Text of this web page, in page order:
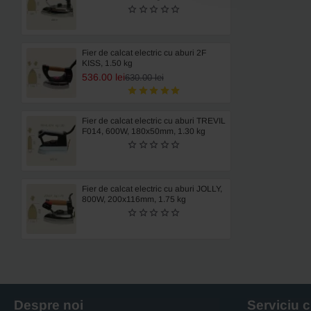
Fier de calcat electric cu aburi 2F
KISS, 1.50 kg
536.00 lei630.00 lei
Fier de calcat electric cu aburi TREVIL
F014, 600W, 180x50mm, 1.30 kg
Fier de calcat electric cu aburi JOLLY,
800W, 200x116mm, 1.75 kg
Despre noi Serviciu